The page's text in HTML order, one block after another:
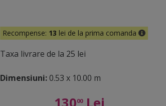
Recompense: 13 lei de la prima comanda
Taxa livrare de la 25 lei
Dimensiuni:0.53 x 10.00 m
00